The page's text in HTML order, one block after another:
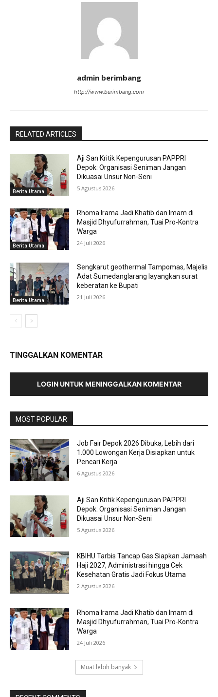
admin berimbang
http://www.berimbang.com
RELATED ARTICLES
Berita Utama
Aji San Kritik Kepengurusan PAPPRI
Depok: Organisasi Seniman Jangan
Dikuasai Unsur Non-Seni
5 Agustus 2026
Berita Utama
Rhoma Irama Jadi Khatib dan Imam di
Masjid Dhyufurrahman, Tuai Pro-Kontra
Warga
24 Juli 2026
Berita Utama
Sengkarut geothermal Tampomas, Majelis
Adat Sumedanglarang layangkan surat
keberatan ke Bupati
21 Juli 2026
TINGGALKAN KOMENTAR
LOGIN UNTUK MENINGGALKAN KOMENTAR
MOST POPULAR
Job Fair Depok 2026 Dibuka, Lebih dari
1.000 Lowongan Kerja Disiapkan untuk
Pencari Kerja
6 Agustus 2026
Aji San Kritik Kepengurusan PAPPRI
Depok: Organisasi Seniman Jangan
Dikuasai Unsur Non-Seni
5 Agustus 2026
KBIHU Tarbis Tancap Gas Siapkan Jamaah
Haji 2027, Administrasi hingga Cek
Kesehatan Gratis Jadi Fokus Utama
2 Agustus 2026
Rhoma Irama Jadi Khatib dan Imam di
Masjid Dhyufurrahman, Tuai Pro-Kontra
Warga
24 Juli 2026
Muat lebih banyak